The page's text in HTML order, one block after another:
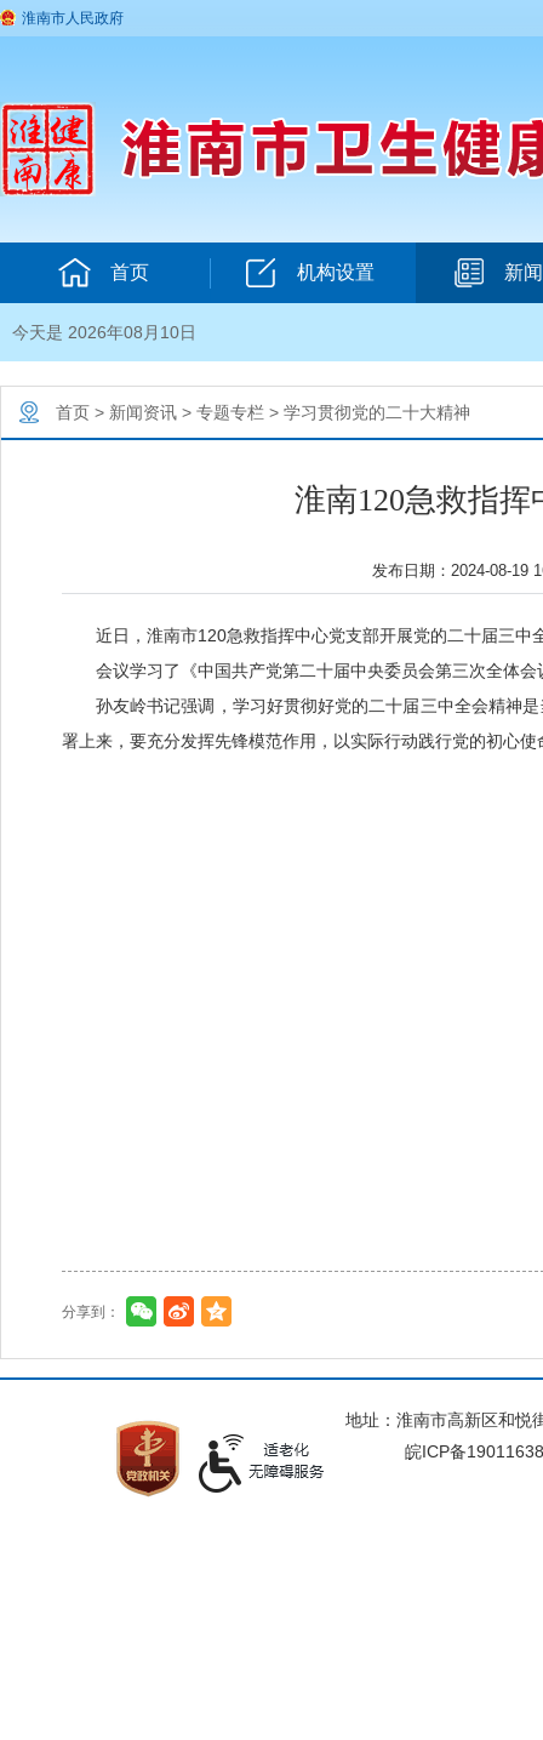
淮南市人民政府
首页 机构设置 新
今天是 2026年08月10日
首页 > 新闻资讯 > 专题专栏 > 学习贯彻党的二十大精神
淮南120急救指
发布日期：2024-08-
近日，淮南市120急救指挥中心党支部开展党的二十届三中
会议学习了《中国共产党第二十届中央委员会第三次全体
孙友岭书记强调，学习好贯彻好党的二十届三中全会精神
署上来，要充分发挥先锋模范作用，以实际行动践行党的初心
分享到：
地址：淮南市高新区和
皖ICP备